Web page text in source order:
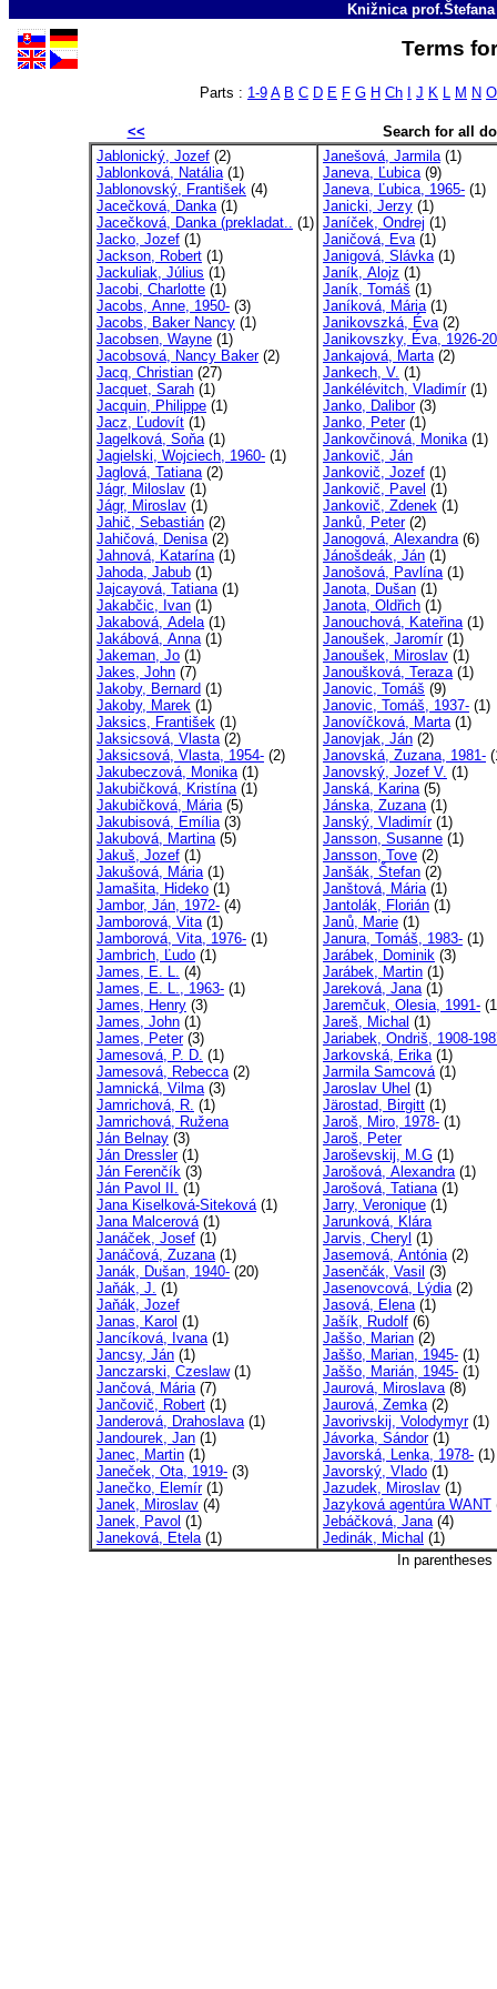
Knižnica
Terms
Parts : 1-9 A B C D E F G H Ch J K L M N O
<<
Search for all
Jablonický, Jozef (2)
Jablonková, Natália(1)
Jablonovský, František (4)
Jacečková, Danka(1)
Jacečková, Danka (prekladat.. (1)
Jacko, Jozef (1)
Jackson, Robert (1)
Jackuliak, Július (1)
Jacobi, Charlotte (1)
Jacobs, Anne, 1950- (3)
Jacobs, Baker Nancy (1)
Jacobsen, Wayne (1)
Jacobsová, Nancy Baker(2)
Jacq, Christian (27)
Jacquet, Sarah (1)
Jacquin, Philippe (1)
Jacz, Ľudovít (1)
Jagelková, Soňa(1)
Jagielski, Wojciech, 1960- (1)
Jaglová, Tatiana(2)
Jágr, Miloslav (1)
Jágr, Miroslav (1)
Jahič, Sebastián (2)
Jahičová, Denisa(2)
Jahnová, Katarína(1)
Jahoda, Jabub (1)
Jajcayová, Tatiana(1)
Jakabčic, Ivan (1)
Jakabová, Adela(1)
Jakábová, Anna(1)
Jakeman, Jo (1)
Jakes, John (7)
Jakoby, Bernard (1)
Jakoby, Marek (1)
Jaksics, František (1)
Jaksicsová, Vlasta(2)
Jaksicsová, Vlasta, 1954- (2)
Jakubeczová, Monika(1)
Jakubičková, Kristína(1)
Jakubičková, Mária(5)
Jakubisová, Emília(3)
Jakubová, Martina(5)
Jakuš, Jozef (1)
Jakušová, Mária(1)
Jamašita, Hideko (1)
Jambor, Ján, 1972- (4)
Jamborová, Vita(1)
Jamborová, Vita, 1976- (1)
Jambrich, Ľudo (1)
James, E. L. (4)
James, E. L., 1963- (1)
James, Henry (3)
James, John (1)
James, Peter(3)
Jamesová, P. D. (1)
Jamesová, Rebecca(2)
Jamnická, Vilma(3)
Jamrichová, R. (1)
Jamrichová, Ružena
Ján Belnay (3)
Ján Dressler(1)
Ján Ferenčík (3)
Ján Pavol II. (1)
Jana Kiselková-Siteková(1)
Jana Malcerová(1)
Janáček, Josef (1)
Janáčová, Zuzana(1)
Janák, Dušan, 1940- (20)
Jaňák, J. (1)
Jaňák, Jozef
Janas, Karol (1)
Jancíková, Ivana(1)
Jancsy, Ján (1)
Janczarski, Czeslaw(1)
Jančová, Mária(7)
Jančovič, Robert (1)
Janderová, Drahoslava(1)
Jandourek, Jan (1)
Janec, Martin (1)
Janeček, Ota, 1919- (3)
Janečko, Elemír(1)
Janek, Miroslav (4)
Janek, Pavol (1)
Janeková, Etela(1)
Janešová, Jarmila(1)
Janeva, Ľubica(9)
Janeva, Ľubica, 1965- (1)
Janicki, Jerzy (1)
Janíček, Ondrej (1)
Janičová, Eva(1)
Janigová, Slávka(1)
Janík, Alojz (1)
Janík, Tomáš (1)
Janíková, Mária(1)
Janikovszká, Éva(2)
Janikovszky, Éva, 1926-
Jankajová, Marta(2)
Jankech, V. (1)
Jankélévitch, Vladimír(1)
Janko, Dalibor(3)
Janko, Peter(1)
Jankovčinová, Monika(1)
Jankovič, Ján
Jankovič, Jozef (1)
Jankovič, Pavel (1)
Jankovič, Zdenek (1)
Janků, Peter(2)
Janogová, Alexandra(6)
Jánošdeák, Ján (1)
Janošová, Pavlína(1)
Janota, Dušan (1)
Janota, Oldřich (1)
Janouchová, Kateřina(1)
Janoušek, Jaromír(1)
Janoušek, Miroslav (1)
Janoušková, Teraza(1)
Janovic, Tomáš (9)
Janovic, Tomáš, 1937- (1)
Janovíčková, Marta(1)
Janovjak, Ján (2)
Janovská, Zuzana, 1981-
Janovský, Jozef V. (1)
Janská, Karina(5)
Jánska, Zuzana(1)
Janský, Vladimír(1)
Jansson, Susanne (1)
Jansson, Tove (2)
Janšák, Štefan (2)
Janštová, Mária(1)
Jantolák, Florián (1)
Janů, Marie (1)
Janura, Tomáš, 1983- (1)
Jarábek, Dominik (3)
Jarábek, Martin (1)
Jareková, Jana(1)
Jaremčuk, Olesia, 1991-
Jareš, Michal (1)
Jariabek, Ondriš, 1908-
Jarkovská, Erika(1)
Jarmila Samcová(1)
Jaroslav Uhel (1)
Järostad, Birgitt (1)
Jaroš, Miro, 1978- (1)
Jaroš, Peter
Jaroševskij, M.G (1)
Jarošová, Alexandra(1)
Jarošová, Tatiana(1)
Jarry, Veronique (1)
Jarunková, Klára
Jarvis, Cheryl (1)
Jasemová, Antónia(2)
Jasenčák, Vasil (3)
Jasenovcová, Lýdia(2)
Jasová, Elena(1)
Jašík, Rudolf (6)
Jaššo, Marian (2)
Jaššo, Marian, 1945- (1)
Jaššo, Marián, 1945- (1)
Jaurová, Miroslava(8)
Jaurová, Zemka(2)
Javorivskij, Volodymyr(1)
Jávorka, Sándor(1)
Javorská, Lenka, 1978- (1)
Javorský, Vlado (1)
Jazudek, Miroslav (1)
Jazyková agentúra WANT
Jebáčková, Jana(4)
Jedinák, Michal (1)
In